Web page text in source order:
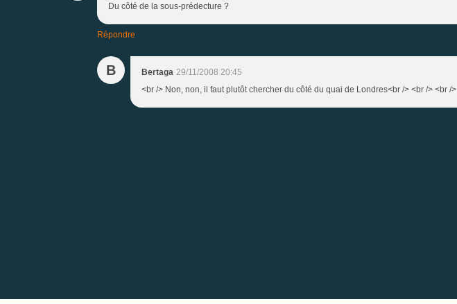
Du côté de la sous-prédecture ?
Répondre
B Bertaga 29/11/2008 20:45
<br /> Non, non, il faut plutôt chercher du côté du quai de Londres<br /> <br /> <br />